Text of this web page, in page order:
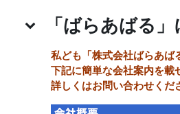
トピックアウト
「ばらあばる
私ども「株式会社ばらあば
下記に簡単な会社案内を載
詳しくはお問い合わせくだ